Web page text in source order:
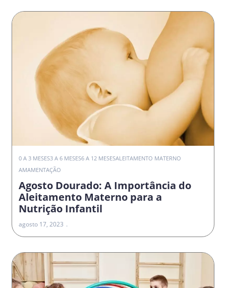
0 A 3 MESES3 A 6 MESES6 A 12 MESESALEITAMENTO MATERNO
AMAMENTAÇÃO
Agosto Dourado: A Importância do
Aleitamento Materno para a
Nutrição Infantil
agosto 17, 2023